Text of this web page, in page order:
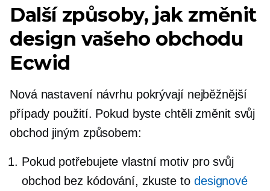
Další způsoby, jak změnit
design vašeho obchodu
Ecwid
Nová nastavení návrhu pokrývají nejběžnější
případy použití. Pokud byste chtěli změnit svůj
obchod jiným způsobem:
Pokud potřebujete vlastní motiv pro svůj
obchod bez kódování, zkuste to designové